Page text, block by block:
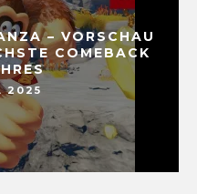
– VORSCHAU
COMEBACK
2025